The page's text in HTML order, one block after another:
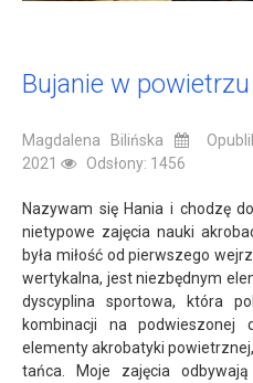
Bujanie w powietrzu
Magdalena Bilińska
2021
Odsłony: 1456
Nazywam się Hania i chodzę
nietypowe zajęcia nauki
była miłość od pierwszego
wertykalna, jest niezbędnym
dyscyplina sportowa, która
kombinacji na
elementy akrobatyki
tańca. Moje zajęcia